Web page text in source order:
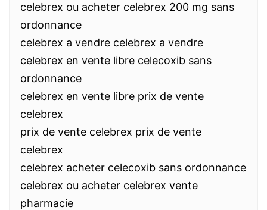
celebrex ou acheter celebrex 200 mg sans
ordonnance
celebrex a vendre celebrex a vendre
celebrex en vente libre celecoxib sans
ordonnance
celebrex en vente libre prix de vente
celebrex
prix de vente celebrex prix de vente
celebrex
celebrex acheter celecoxib sans ordonnance
celebrex ou acheter celebrex vente
pharmacie